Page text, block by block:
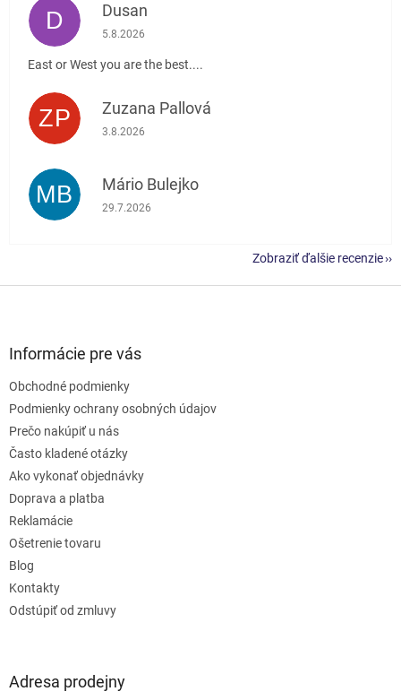
D Dusan
Hodnotenie obchodu je 5 z 5 hviezdičiek.
5.8.2026
East or West you are the best....
ZP Zuzana Pallová
Hodnotenie obchodu je 5 z 5 hviezdičiek.
3.8.2026
MB Mário Bulejko
Hodnotenie obchodu je 5 z 5 hviezdičiek.
29.7.2026
Zobraziť ďalšie recenzie
Informácie pre vás
Obchodné podmienky
Podmienky ochrany osobných údajov
Prečo nakúpiť u nás
Často kladené otázky
Ako vykonať objednávky
Doprava a platba
Reklamácie
Ošetrenie tovaru
Blog
Kontakty
Odstúpiť od zmluvy
Adresa prodejny